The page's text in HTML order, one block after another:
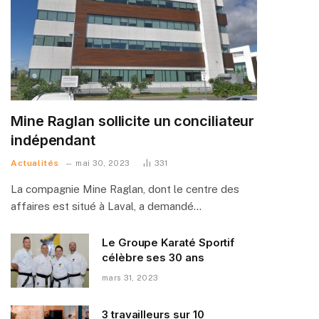
Mine Raglan sollicite un conciliateur
indépendant
Actualités mai 30, 2023 331
La compagnie Mine Raglan, dont le centre des
affaires est situé à Laval, a demandé…
Le Groupe Karaté Sportif
célèbre ses 30 ans
mars 31, 2023
3 travailleurs sur 10